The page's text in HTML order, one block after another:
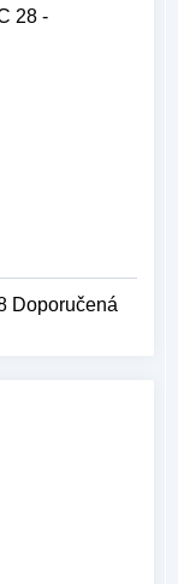
28 -
Doporučená